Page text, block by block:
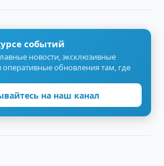
событий
новости, эксклюзивные
обновления там, где
на наш канал